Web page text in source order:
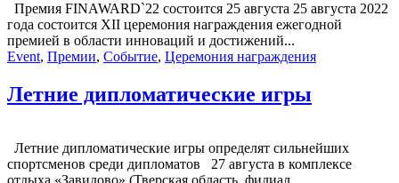
Премия FINAWARD`22 состоится 25 августа 25 августа 2022
года состоится XII церемония награждения ежегодной
премией в области инноваций и достижений...
Event, Премии, Событие, Церемония награждения
Летние дипломатические игры
Летние дипломатические игры определят сильнейших
спортсменов среди дипломатов 27 августа в комплексе
отдыха «Завидово» (Тверская область, филиал...